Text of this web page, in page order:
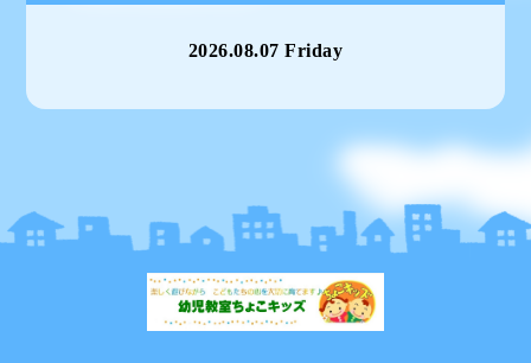
2026.08.07 Friday